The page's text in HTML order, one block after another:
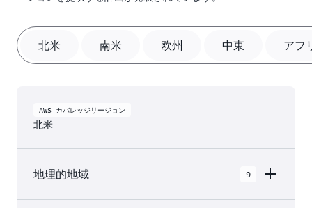
北米 南米 欧州 中東 アフ
AWS カバレッジリージョン
北米
地理的地域 9